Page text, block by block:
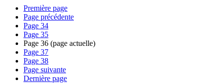
Première page
Page précédente
Page 34
Page 35
Page 36 (page actuelle)
Page 37
Page 38
Page suivante
Dernière page